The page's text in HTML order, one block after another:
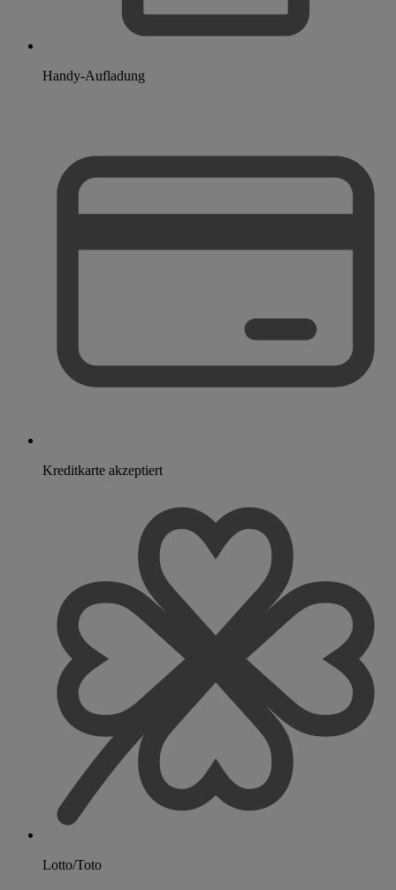
Handy-Aufladung
Kreditkarte akzeptiert
Lotto/Toto